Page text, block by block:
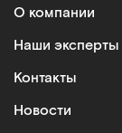
О компании
Наши эксперты
Контакты
Новости